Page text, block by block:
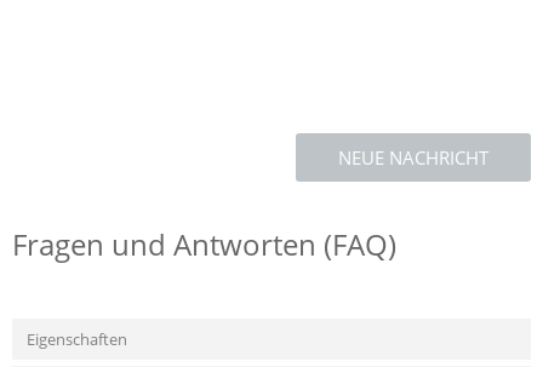
NEUE NACHRICHT
Fragen und Antworten (FAQ)
Eigenschaften